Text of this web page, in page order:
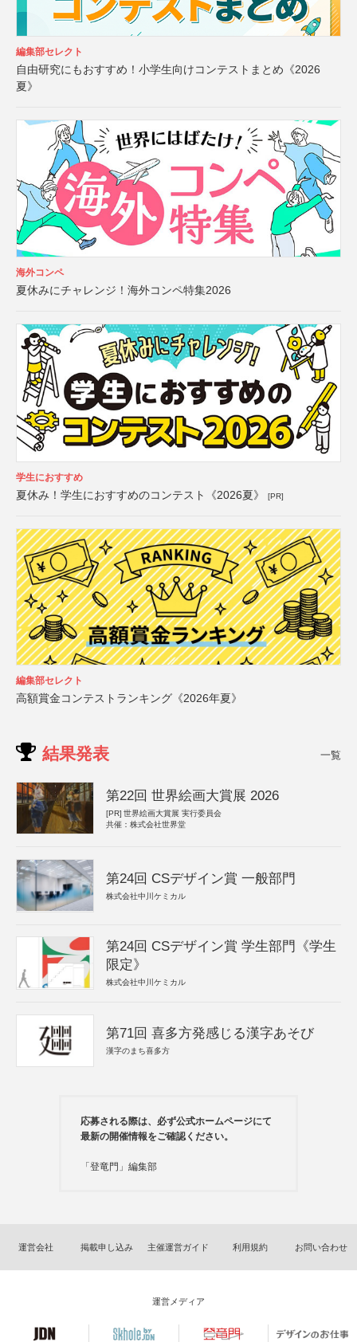
編集部セレクト
自由研究にもおすすめ！小学生向けコンテストまとめ《2026
夏》
海外コンペ
夏休みにチャレンジ！海外コンペ特集2026
学生におすすめ
夏休み！学生におすすめのコンテスト《2026夏》 [PR]
編集部セレクト
高額賞金コンテストランキング《2026年夏》
結果発表 一覧
第22回 世界絵画大賞展 2026
[PR] 世界絵画大賞展 実行委員会
共催：株式会社世界堂
第24回 CSデザイン賞 一般部門
株式会社中川ケミカル
第24回 CSデザイン賞 学生部門《学生
限定》
株式会社中川ケミカル
第71回 喜多方発感じる漢字あそび
漢字のまち喜多方
応募される際は、必ず公式ホームページにて
最新の開催情報をご確認ください。
「登竜門」編集部
運営会社 掲載申し込み 主催運営ガイド 利用規約 お問い合わせ
運営メディア